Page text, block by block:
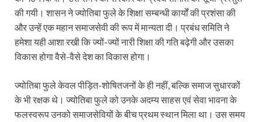
की गयी। शासन ने ज्योतिबा फुले के शिक्षा सम्बन्धी कार्यों की प्रशंसा की
और उन्हें एक महान समाजसेवी की रूप में मान्यता दी। प्रबंध समिति ने
हमेशा यही आशा रखी कि ज्यों-ज्यों नारी शिक्षा की गति बढ़ेगी और उसका
विकास होगा वैसे-वैसे देश का विकास होगा।
ज्योतिबा फुले केवल पीड़ित-शोषितजनों के ही नहीं, बल्कि समाज सुधारकों
के भी रक्षक थे। ज्योतिबा फुले को उनके अदम्य साहस एवं सेवा भावना के
फलस्वरूप उनको समाजसेवियों के बीच प्रथम स्थान मिला था। उस समय